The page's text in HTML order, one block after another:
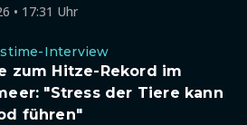
• 17:31 Uhr
Interview
zum Hitze-Rekord im
"Stress der Tiere kann
führen"